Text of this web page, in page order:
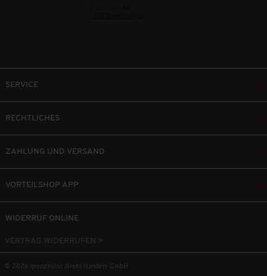
SERVICE
RECHTLICHES
ZAHLUNG UND VERSAND
VORTEILSHOP APP
WIDERRUF ONLINE
VERTRAG WIDERRUFEN >
© 2026 grenzenlos direkt Handels-GmbH